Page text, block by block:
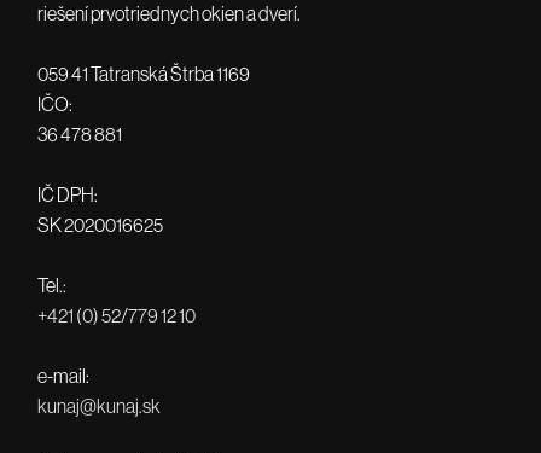
riešení prvotriednych okien a dverí.
059 41 Tatranská Štrba 1169
IČO:
36 478 881
IČ DPH:
SK 2020016625
Tel.:
+421 (0) 52/779 12 10
e-mail:
kunaj@kunaj.sk